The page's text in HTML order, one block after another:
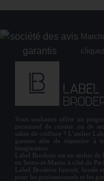
Vous souhaitez offrir un
personnel de cuisine ou de
salon de coiffure ? L’atelier
gamme afin de répondre à
imagination.
Label Broderie est un atelier
en Seine-et-Marne à côté de
Label Broderie fournit, brode et
pour les professionnels et les